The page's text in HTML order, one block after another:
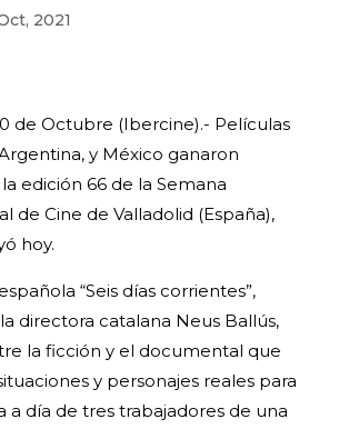
2021
de Octubre (Ibercine).- Películas
y México ganaron
edición 66 de la Semana
de Cine de Valladolid (España),
hoy.
“Seis días corrientes”,
directora catalana Neus Ballús,
la ficción y el documental que
y personajes reales para
a día de tres trabajadores de una